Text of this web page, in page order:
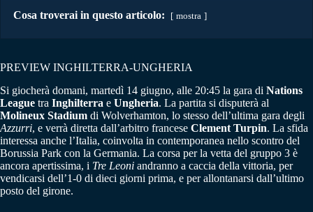
Cosa troverai in questo articolo: mostra
PREVIEW INGHILTERRA-UNGHERIA
Si giocherà domani, martedì 14 giugno, alle 20:45 la gara di Nations
League tra Inghilterra e Ungheria. La partita si disputerà al
Molineux Stadium di Wolverhamton, lo stesso dell’ultima gara degli
Azzurri, e verrà diretta dall’arbitro francese Clement Turpin. La sfida
interessa anche l’Italia, coinvolta in contemporanea nello scontro del
Borussia Park con la Germania. La corsa per la vetta del gruppo 3 è
ancora apertissima, i Tre Leoni andranno a caccia della vittoria, per
vendicarsi dell’1-0 di dieci giorni prima, e per allontanarsi dall’ultimo
posto del girone.